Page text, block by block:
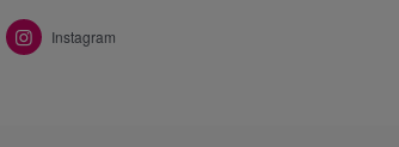
Instagram